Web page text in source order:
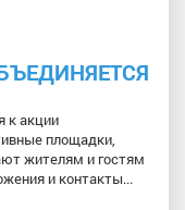
к акции
площадки,
жителям и гостям
и контакты...